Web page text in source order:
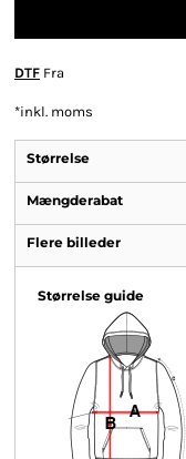
DTF Fra
*inkl. moms
Størrelse
Mængderabat
Flere billeder
Størrelse guide